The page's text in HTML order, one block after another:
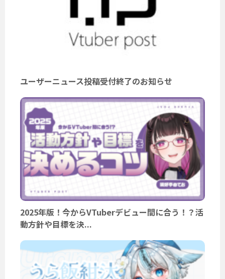
ユーザーニュース投稿受付終了のお知らせ
2025年版！今からVTuberデビュー間に合う！？活
動方針や目標を決...